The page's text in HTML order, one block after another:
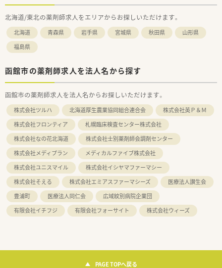
北海道/東北の薬剤師求人をエリアからお探しいただけます。
北海道 青森県 岩手県 宮城県 秋田県
山形県
福島県
函館市の薬剤師求人を法人名から探す
函館市の薬剤師求人を法人名からお探しいただけます。
株式会社ツルハ 北海道厚生農業協同組合連合会
株式会社英Ｐ＆Ｍ
株式会社フロンティア
札幌臨床検査センター株式会社
株式会社なの花北海道
株式会社士別薬剤師会調剤センター
株式会社メディプラン
メディカルファイブ株式会社
株式会社ユニスマイル
株式会社イシヤマファーマシー
株式会社そえる
株式会社エミアスファーマシーズ
医療法人讃生会
豊浦町
医療法人同仁会
広域紋別病院企業団
有限会社イチフジ
有限会社フォーサイト 株式会社ウィーズ
PAGE TOPへ戻る